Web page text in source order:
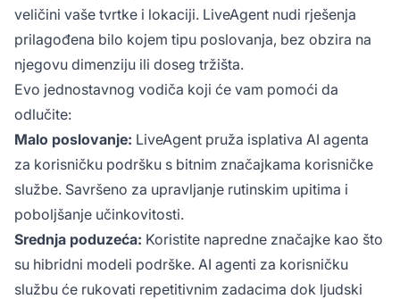
veličini vaše tvrtke i lokaciji. LiveAgent nudi rješenja
prilagođena bilo kojem tipu poslovanja, bez obzira na
njegovu dimenziju ili doseg tržišta.
Evo jednostavnog vodiča koji će vam pomoći da
odlučite:
Malo poslovanje: LiveAgent pruža isplativa AI agenta
za korisničku podršku s bitnim značajkama korisničke
službe. Savršeno za upravljanje rutinskim upitima i
poboljšanje učinkovitosti.
Srednja poduzeća: Koristite napredne značajke kao što
su hibridni modeli podrške. AI agenti za korisničku
službu će rukovati repetitivnim zadacima dok ljudski